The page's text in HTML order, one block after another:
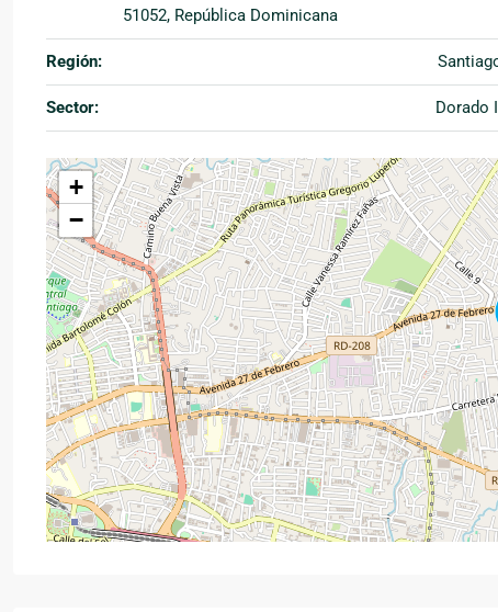
51052, República Dominicana
Región:
Sector: Dorado
+
−